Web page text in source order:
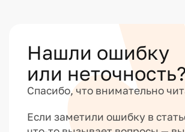
Нашли ошибку
или неточность?
Спасибо, что внимательно
Если заметили ошибку в